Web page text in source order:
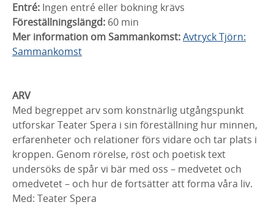
Entré: Ingen entré eller bokning krävs
Föreställningslängd: 60 min
Mer information om Sammankomst:Avtryck Tjörn:
Sammankomst
ARV
Med begreppet arv som konstnärlig utgångspunkt
utforskar Teater Spera i sin föreställning hur minnen,
erfarenheter och relationer förs vidare och tar plats i
kroppen. Genom rörelse, röst och poetisk text
undersöks de spår vi bär med oss – medvetet och
omedvetet – och hur de fortsätter att forma våra liv.
Med: Teater Spera